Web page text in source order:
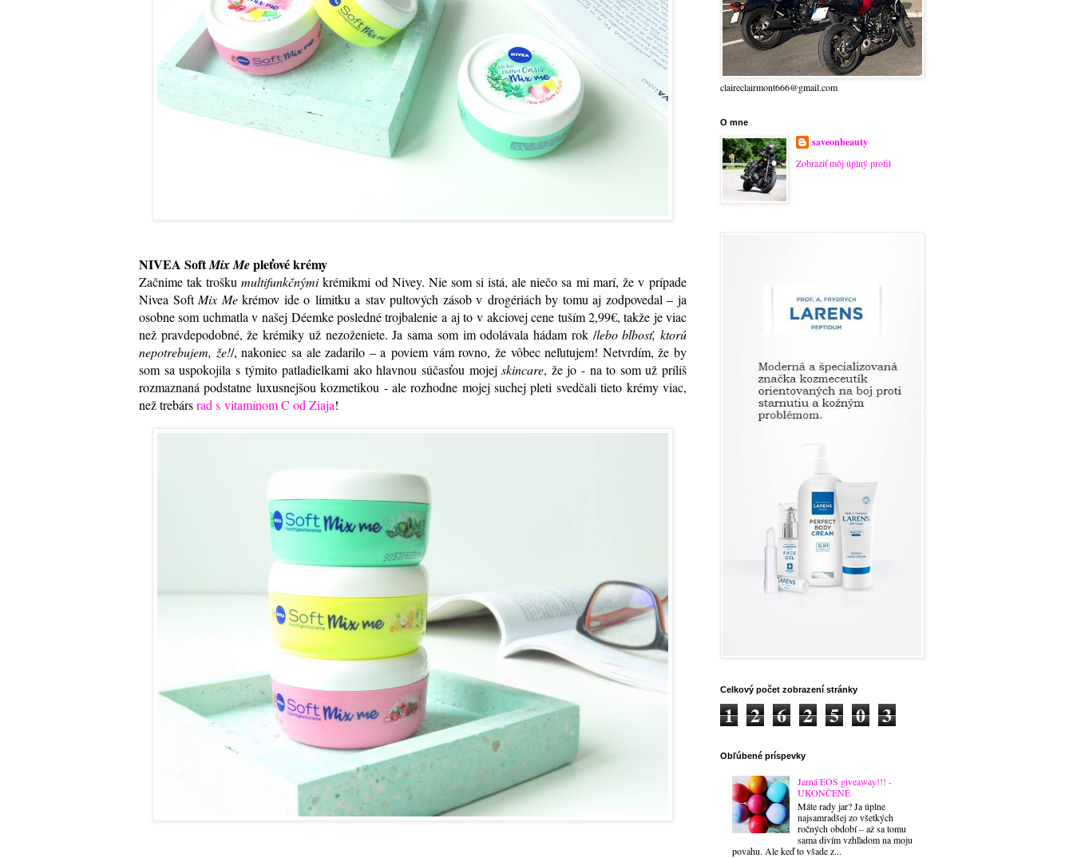
NIVEA SoftMix Mepleťové krémy
Začnime tak troškumultifunkčnýmikrémikmi od Nivey. Nie som si istá, ale niečo sa mi marí, že v prípade
Nivea Soft Mix Mekrémov ide o limitku a stav pultových zásob v drogériách by tomu aj zodpovedal – ja
osobne som uchmatla v našej Déemke posledné trojbalenie a aj to v akciovej cene tuším 2,99€, takže je viac
než pravdepodobné, že krémiky už nezoženiete. Ja sama som im odolávala hádam rok /lebo blbosť, ktorú
nepotrebujem, že!/, nakoniec sa ale zadarilo – a poviem vám rovno, že vôbec neľutujem! Netvrdím, že by
som sa uspokojila s týmito patladielkami ako hlavnou súčasťou mojejskincare, že jo - na to som už príliš
rozmaznaná podstatne luxusnejšou kozmetikou - ale rozhodne mojej suchej pleti svedčali tieto krémy viac,
než trebársrad s vitamínom C od Ziaja!
claireclairmont666@gmail.com
O mne
saveonbeauty
Zobraziť môj úplný profil
Celkový počet zobrazení stránky
1 2 6 2 5 0 3
Obľúbené príspevky
Jarná EOS giveaway!!! -
UKONČENÉ
Máte rady jar? Ja úplne
najsamradšej zo všetkých
ročných období – až sa tomu
sama divím vzhľadom na moju
povahu. Ale keď to všade z...